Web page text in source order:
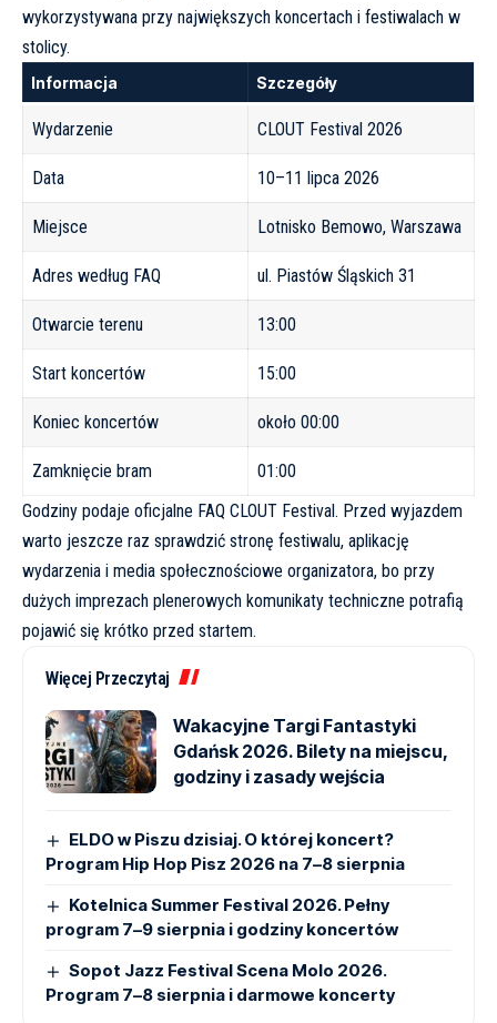
wykorzystywana przy największych koncertach i festiwalach w
stolicy.
Informacja Szczegóły
Wydarzenie CLOUT Festival 2026
Data 10–11 lipca 2026
Miejsce Lotnisko Bemowo, Warszawa
Adres według FAQ ul. Piastów Śląskich 31
Otwarcie terenu 13:00
Start koncertów 15:00
Koniec koncertów około 00:00
Zamknięcie bram
01:00
Godziny podaje oficjalne FAQ CLOUT Festival. Przed wyjazdem
warto jeszcze raz sprawdzić stronę festiwalu, aplikację
wydarzenia i media społecznościowe organizatora, bo przy
dużych imprezach plenerowych komunikaty techniczne potrafią
pojawić się krótko przed startem.
Więcej Przeczytaj
Wakacyjne Targi Fantastyki
Gdańsk 2026. Bilety na miejscu,
godziny i zasady wejścia
ELDO w Piszu dzisiaj. O której koncert?
Program Hip Hop Pisz 2026 na 7–8 sierpnia
Kotelnica Summer Festival 2026. Pełny
program 7–9 sierpnia i godziny koncertów
Sopot Jazz Festival Scena Molo 2026.
Program 7–8 sierpnia i darmowe koncerty